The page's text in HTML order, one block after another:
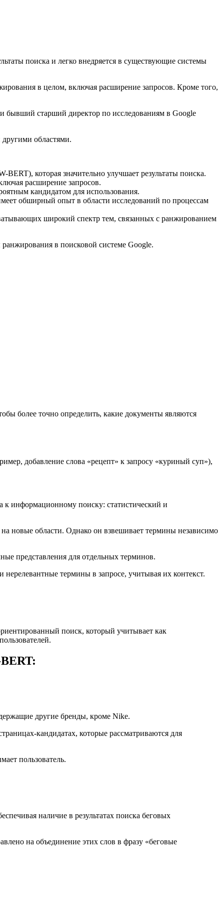
поиска и легко внедряется в существующие системы
в целом, включая расширение запросов. Кроме того,
бывший старший директор по исследованиям в Google
областями.
которая значительно улучшает результаты поиска.
расширение запросов.
кандидатом для использования.
обширный опыт в области исследований по процессам
широкий спектр тем, связанных с ранжированием
в поисковой системе Google.
более точно определить, какие документы являются
добавление слова «рецепт» к запросу «куриный суп»),
к информационному поиску: статистический и
новые области. Однако он взвешивает термины независимо
представления для отдельных терминов.
термины в запросе, учитывая их контекст.
поиск, который учитывает как
другие бренды, кроме Nike.
кандидатах, которые рассматриваются для
пользователь.
наличие в результатах поиска беговых
на объединение этих слов в фразу «беговые